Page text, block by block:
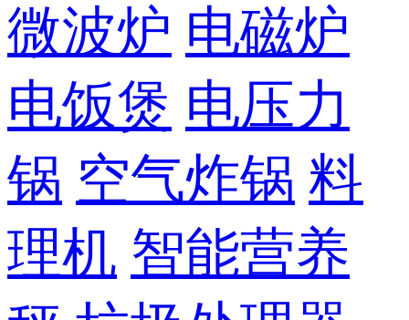
微波炉 电磁炉
电饭煲 电压力
锅 空气炸锅 料
理机 智能营养